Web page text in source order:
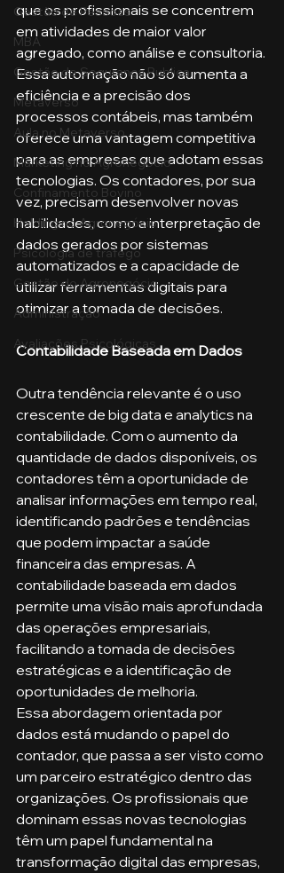
Gestão de Pessoas
MBA
Gestão de Segurança Publica
Metaverso
Aula no Metaverso
Marketing no Agronegócio
Confinamento Bovino
Holding no Agronegócio
Psicologia de tráfego
Gestão do Agronegócio
Administração
Avaliações Psicológicas
que os profissionais se concentrem
em atividades de maior valor
agregado, como análise e consultoria.
Essa automação não só aumenta a
eficiência e a precisão dos
processos contábeis, mas também
oferece uma vantagem competitiva
para as empresas que adotam essas
tecnologias. Os contadores, por sua
vez, precisam desenvolver novas
habilidades, como a interpretação de
dados gerados por sistemas
automatizados e a capacidade de
utilizar ferramentas digitais para
otimizar a tomada de decisões.
Contabilidade Baseada em Dados
Outra tendência relevante é o uso
crescente de big data e analytics na
contabilidade. Com o aumento da
quantidade de dados disponíveis, os
contadores têm a oportunidade de
analisar informações em tempo real,
identificando padrões e tendências
que podem impactar a saúde
financeira das empresas. A
contabilidade baseada em dados
permite uma visão mais aprofundada
das operações empresariais,
facilitando a tomada de decisões
estratégicas e a identificação de
oportunidades de melhoria.
Essa abordagem orientada por
dados está mudando o papel do
contador, que passa a ser visto como
um parceiro estratégico dentro das
organizações. Os profissionais que
dominam essas novas tecnologias
têm um papel fundamental na
transformação digital das empresas,